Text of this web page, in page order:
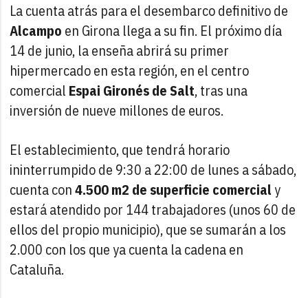
La cuenta atrás para el desembarco definitivo de
Alcampo en Girona llega a su fin. El próximo día
14 de junio, la enseña abrirá su primer
hipermercado en esta región, en el centro
comercial Espai Gironés de Salt, tras una
inversión de nueve millones de euros.
El establecimiento, que tendrá horario
ininterrumpido de 9:30 a 22:00 de lunes a sábado,
cuenta con4.500 m2 de superficie comercialy
estará atendido por 144 trabajadores (unos 60 de
ellos del propio municipio), que se sumarán a los
2.000 con los que ya cuenta la cadena en
Cataluña.